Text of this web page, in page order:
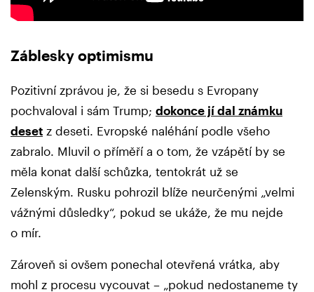
Záblesky optimismu
Pozitivní zprávou je, že si besedu s Evropany
pochvaloval i sám Trump; dokonce jí dal známku
deset z deseti. Evropské naléhání podle všeho
zabralo. Mluvil o příměří a o tom, že vzápětí by se
měla konat další schůzka, tentokrát už se
Zelenským. Rusku pohrozil blíže neurčenými „velmi
vážnými důsledky“, pokud se ukáže, že mu nejde
o mír.
Zároveň si ovšem ponechal otevřená vrátka, aby
mohl z procesu vycouvat – „pokud nedostaneme ty